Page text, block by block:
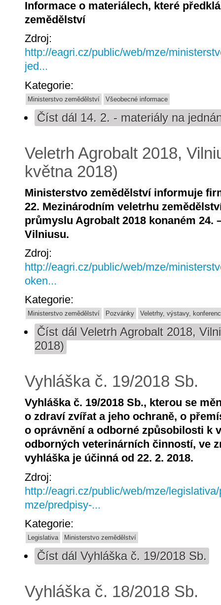
Informace o materiálech, které
zemědělství
Zdroj:
http://eagri.cz/public/web/mze/
jed...
Kategorie:
Ministerstvo zemědělství Všeobecné informace
Číst dál 14. 2. - materiály na
Veletrh Agrobalt 2018,
května 2018)
Ministerstvo zemědělství informuje
22. Mezinárodním veletrhu
průmyslu Agrobalt 2018 konaném 24.
Vilniusu.
Zdroj:
http://eagri.cz/public/web/mze/
oken...
Kategorie:
Ministerstvo zemědělství Pozvánky Veletrhy, výstavy,
Číst dál Veletrh Agrobalt 2018,
2018)
Vyhláška č. 19/2018 Sb.
Vyhláška č. 19/2018 Sb., kterou se
o zdraví zvířat a jeho ochraně, o
o oprávnění a odborné způsobilosti k
odborných veterinárních činností, ve
vyhláška je účinná od 22. 2. 2018.
Zdroj:
http://eagri.cz/public/web/mze/
mze/predpisy-...
Kategorie:
Legislativa Ministerstvo zemědělství
Číst dál Vyhláška č. 19/2018 Sb.
Vyhláška č. 18/2018 Sb.